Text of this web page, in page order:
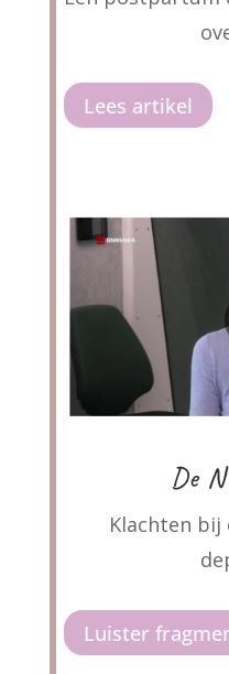
Lees artikel
De
Klachten
Luister